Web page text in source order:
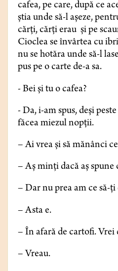
cafea, pe care, după ce
știa unde să-l așeze,
cărți, cărți erau și pe
Cioclea se învârtea cu
nu se hotăra unde să-l
pus pe o carte de-a sa.
- Bei și tu o cafea?
- Da, i-am spus, deși
făcea miezul nopții.
– Ai vrea și să mănânci
– Aș minți dacă aș spune
– Dar nu prea am ce să-ți
– Asta e.
– În afară de cartofi.
– Vreau.